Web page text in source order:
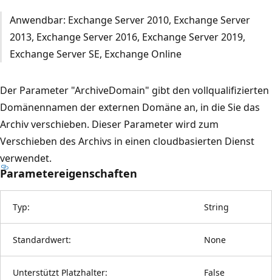
Anwendbar: Exchange Server 2010, Exchange Server
2013, Exchange Server 2016, Exchange Server 2019,
Exchange Server SE, Exchange Online
Der Parameter "ArchiveDomain" gibt den vollqualifizierten
Domänennamen der externen Domäne an, in die Sie das
Archiv verschieben. Dieser Parameter wird zum
Verschieben des Archivs in einen cloudbasierten Dienst
verwendet.
Parametereigenschaften
Typ: String
Standardwert: None
Unterstützt Platzhalter: False